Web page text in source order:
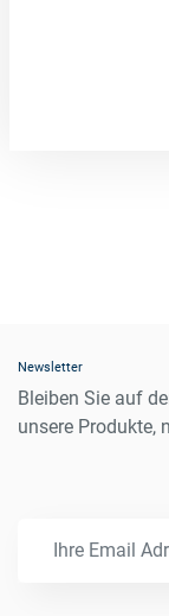
Newsletter
Bleiben Sie auf
unsere Produkte,